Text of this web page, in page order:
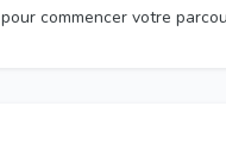
commencer votre